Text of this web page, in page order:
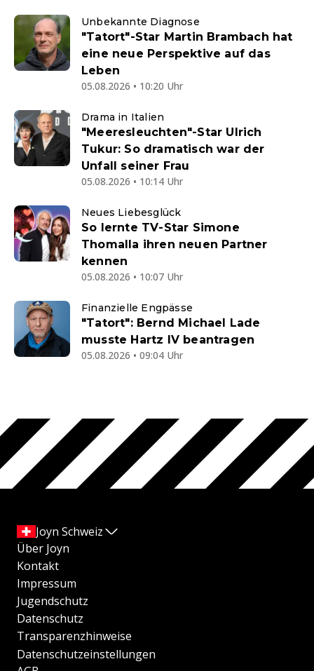
Unbekannte Diagnose
"Tatort"-Star Martin Brambach hat
eine neue Perspektive auf das
Leben
05.08.2026 • 10:20 Uhr
Drama in Italien
"Meeresleuchten"-Star Ulrich
Tukur: So dramatisch war der
Unfall seiner Frau
05.08.2026 • 10:14 Uhr
Neues Liebesglück
So lernte TV-Star Simone
Thomalla ihren neuen Partner
kennen
05.08.2026 • 10:07 Uhr
Finanzielle Engpässe
"Tatort": Bernd Michael Lade
musste Hartz IV beantragen
05.08.2026 • 09:04 Uhr
Joyn Schweiz
Über Joyn
Kontakt
Impressum
Jugendschutz
Datenschutz
Transparenzhinweise
Datenschutzeinstellungen